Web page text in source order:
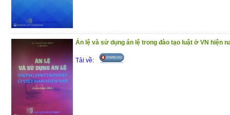
Án lệ và sử dụng án lệ trong đào tạo luật ở VN hiện
Tải về: